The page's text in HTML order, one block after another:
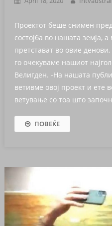
Проектот беше снимен
состојба во нашата земја,
претстават во овие
го очекуваме нашиот
Велигден. -На нашата
ветивме овој проект и ете
ветување со тоа што
ПОВЕЌЕ